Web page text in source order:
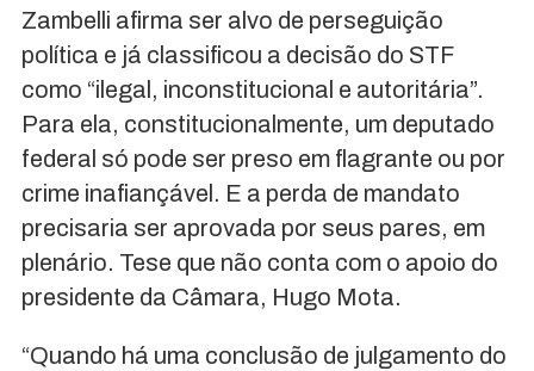
Zambelli afirma ser alvo de perseguição
política e já classificou a decisão do STF
como “ilegal, inconstitucional e autoritária”.
Para ela, constitucionalmente, um deputado
federal só pode ser preso em flagrante ou por
crime inafiançável. E a perda de mandato
precisaria ser aprovada por seus pares, em
plenário. Tese que não conta com o apoio do
presidente da Câmara, Hugo Mota.
“Quando há uma conclusão de julgamento do